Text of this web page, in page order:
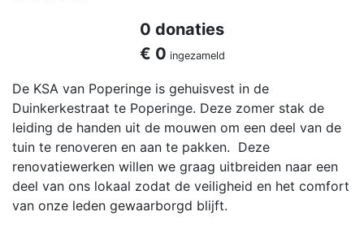
0 donaties
€ 0 ingezameld
De KSA van Poperinge is gehuisvest in de
Duinkerkestraat te Poperinge. Deze zomer stak de
leiding de handen uit de mouwen om een deel van de
tuin te renoveren en aan te pakken. Deze
renovatiewerken willen we graag uitbreiden naar een
deel van ons lokaal zodat de veiligheid en het comfort
van onze leden gewaarborgd blijft.